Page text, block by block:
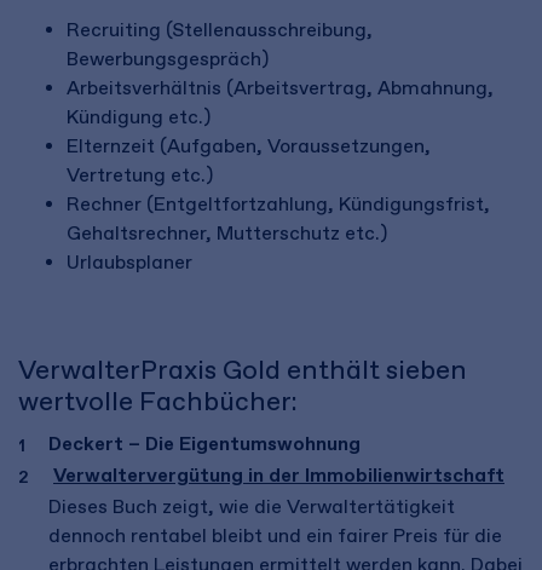
Recruiting (Stellenausschreibung,
Bewerbungsgespräch)
Arbeitsverhältnis (Arbeitsvertrag, Abmahnung,
Kündigung etc.)
Elternzeit (Aufgaben, Voraussetzungen,
Vertretung etc.)
Rechner (Entgeltfortzahlung, Kündigungsfrist,
Gehaltsrechner, Mutterschutz etc.)
Urlaubsplaner
VerwalterPraxis Gold enthält sieben
wertvolle Fachbücher:
Deckert – Die Eigentumswohnung
Verwaltervergütung in der Immobilienwirtschaft
Dieses Buch zeigt, wie die Verwaltertätigkeit
dennoch rentabel bleibt und ein fairer Preis für die
erbrachten Leistungen ermittelt werden kann. Dabei